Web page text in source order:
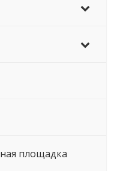
площадка